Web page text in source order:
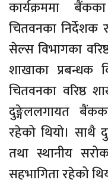
कार्यक्रममा
चितवनका निर्देशक
सेल्स विभागका
शाखाका प्रबन्धक
चितवनका वरिष्ठ
दुङ्गेललगायत
रहेको थियो। साथै
तथा स्थानीय
सहभागिता रहेको